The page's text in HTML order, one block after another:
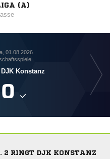
(A)
01.08.2026
DJK Konstanz

SG
2 RINGT DJK KONSTANZ